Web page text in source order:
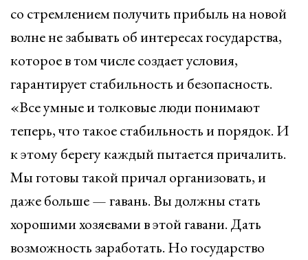
со стремлением получить прибыль на новой
волне не забывать об интересах государства,
которое в том числе создает условия,
гарантирует стабильность и безопасность.
«Все умные и толковые люди понимают
теперь, что такое стабильность и порядок. И
к этому берегу каждый пытается причалить.
Мы готовы такой причал организовать, и
даже больше — гавань. Вы должны стать
хорошими хозяевами в этой гавани. Дать
возможность заработать. Но государство